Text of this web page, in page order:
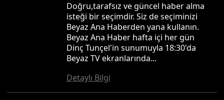
Doğru,tarafsız ve güncel haber alma
isteği bir seçimdir. Siz de seçiminizi
Beyaz Ana Haberden yana kullanın.
Beyaz Ana Haber hafta içi her gün
Dinç Tunçel'in sunumuyla 18:30'da
Beyaz TV ekranlarında...
Detaylı Bilgi